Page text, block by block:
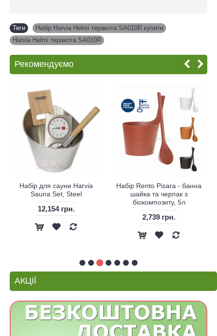
Теги Набір Harvia Helmi теракота SA010R купити
Harvia Helmi теракота SA010R
Рекомендуємо
Набір для сауни Harvia
Sauna Set, Steel
12,154 грн.
Набір Rento Pisara - банна
шайка та черпак з
біокомпозиту, 5л
2,739 грн.
АКЦІЇ